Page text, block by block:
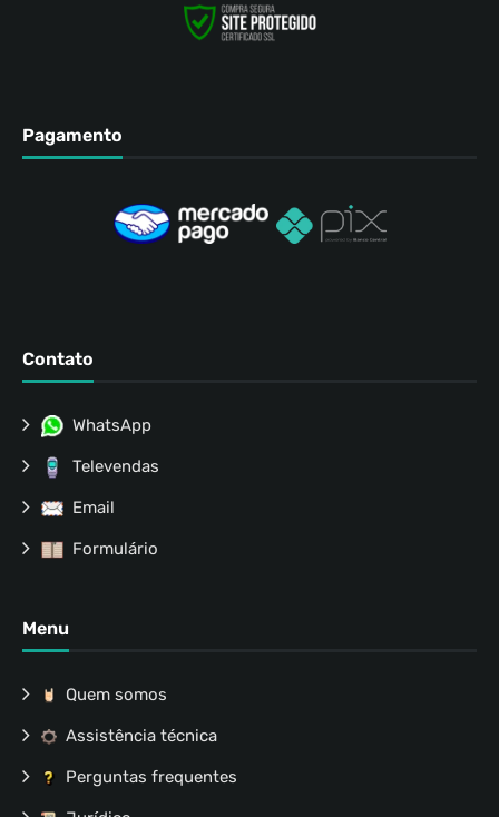
Pagamento
Contato
WhatsApp
Televendas
Email
Formulário
Menu
Quem somos
Assistência técnica
Perguntas frequentes